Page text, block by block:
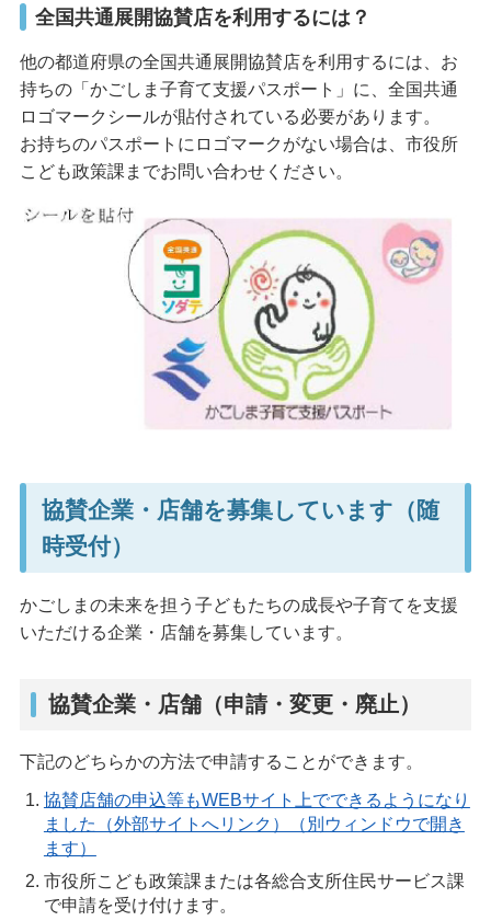
全国共通展開協賛店を利用するには？
他の都道府県の全国共通展開協賛店を利用するには、お
持ちの「かごしま子育て支援パスポート」に、全国共通
ロゴマークシールが貼付されている必要があります。
お持ちのパスポートにロゴマークがない場合は、市役所
こども政策課までお問い合わせください。
協賛企業・店舗を募集しています（随
時受付）
かごしまの未来を担う子どもたちの成長や子育てを支援
いただける企業・店舗を募集しています。
協賛企業・店舗（申請・変更・廃止）
下記のどちらかの方法で申請することができます。
協賛店舗の申込等もWEBサイト上でできるようになり
ました（外部サイトへリンク）（別ウィンドウで開き
ます）
市役所こども政策課または各総合支所住民サービス課
で申請を受け付けます。